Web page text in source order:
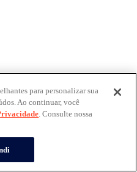
para personalizar sua
Ao continuar, você
. Consulte nossa